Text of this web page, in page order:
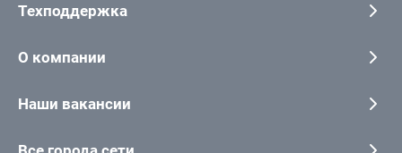
Техподдержка
О компании
Наши вакансии